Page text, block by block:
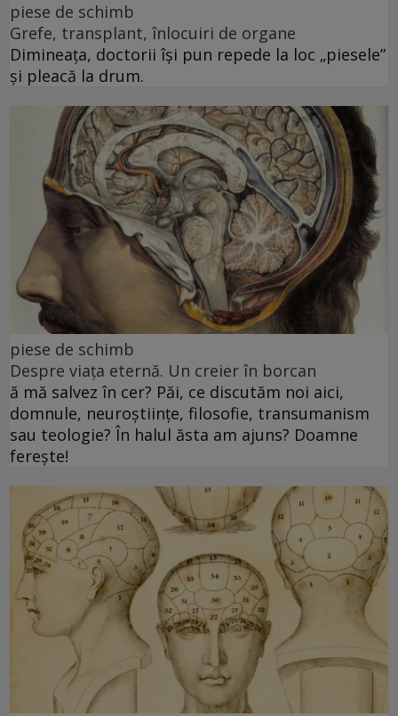
piese de schimb
Grefe, transplant, înlocuiri de organe
Dimineața, doctorii își pun repede la loc „piesele”
și pleacă la drum.
piese de schimb
Despre viața eternă. Un creier în borcan
ă mă salvez în cer? Păi, ce discutăm noi aici,
domnule, neuroștiințe, filosofie, transumanism
sau teologie? În halul ăsta am ajuns? Doamne
ferește!